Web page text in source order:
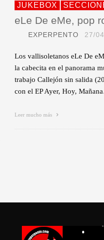
JUKEBOX
eLe De eMe, pop
EXPERPENTO 27/
Los vallisoletanos eLe De
la cabecita en el panorama
trabajo Callejón sin salida
con el EP Ayer, Hoy,
Leer mucho más